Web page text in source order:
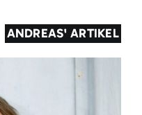
ANDREAS' ARTIKEL